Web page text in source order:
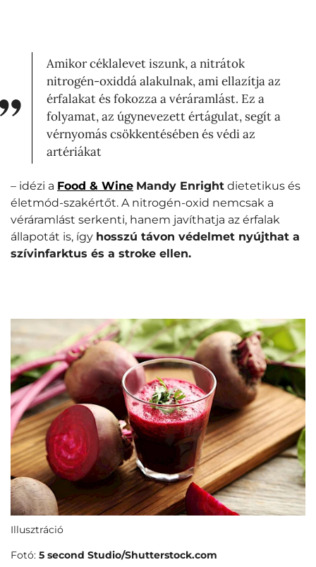
Amikor céklalevet iszunk, a nitrátok
nitrogén-oxiddá alakulnak, ami ellazítja az
érfalakat és fokozza a véráramlást. Ez a
folyamat, az úgynevezett értágulat, segít a
vérnyomás csökkentésében és védi az
artériákat
– idézi a Food & Wine Mandy Enright dietetikus és
életmód-szakértőt. A nitrogén-oxid nemcsak a
véráramlást serkenti, hanem javíthatja az érfalak
állapotát is, így hosszú távon védelmet nyújthat a
szívinfarktus és a stroke ellen.
Illusztráció
Fotó: 5 second Studio/Shutterstock.com